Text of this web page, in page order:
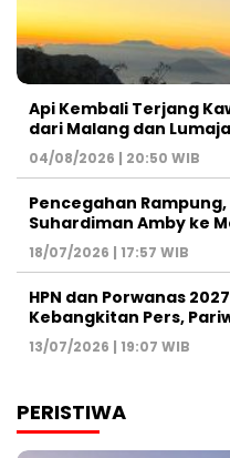
Api Kembali Terjang
dari Malang dan
04/08/2026 | 20:50 WIB
Pencegahan
Suhardiman Amby ke
18/07/2026 | 17:57 WIB
HPN dan Porwanas
Kebangkitan Pers,
13/07/2026 | 19:07 WIB
PERISTIWA